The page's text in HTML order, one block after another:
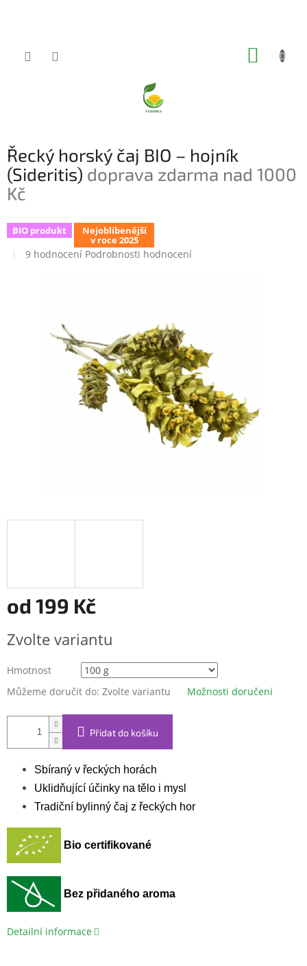
Řecký horský čaj BIO – hojník
(Sideritis) doprava zdarma nad 1000
Kč
BIO produkt Nejoblíbenější
v roce 2025
Průměrné
hvězdiček.
9 hodnocení Podrobnosti hodnocení
od 199 Kč
cena:
Zvolte variantu
Hmotnost
Můžeme doručit do: Zvolte variantu Možnosti doručení
Přidat do košíku
Sbíraný v řeckých horách
Uklidňující účinky na tělo i mysl
Tradiční bylinný čaj z řeckých hor
Bio certifikované
Bez přidaného aroma
Detailní informace